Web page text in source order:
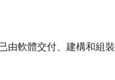
由軟體交付、建構和組裝